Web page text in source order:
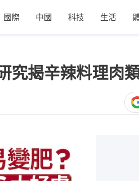
國際 中國 科技 生活
究揭辛辣料理肉